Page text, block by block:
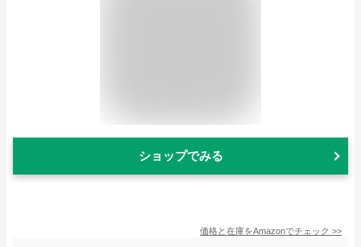
ショップでみる
価格と在庫をAmazonでチェック >>